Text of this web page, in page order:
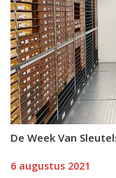
De Week Van
6 augustus 2021